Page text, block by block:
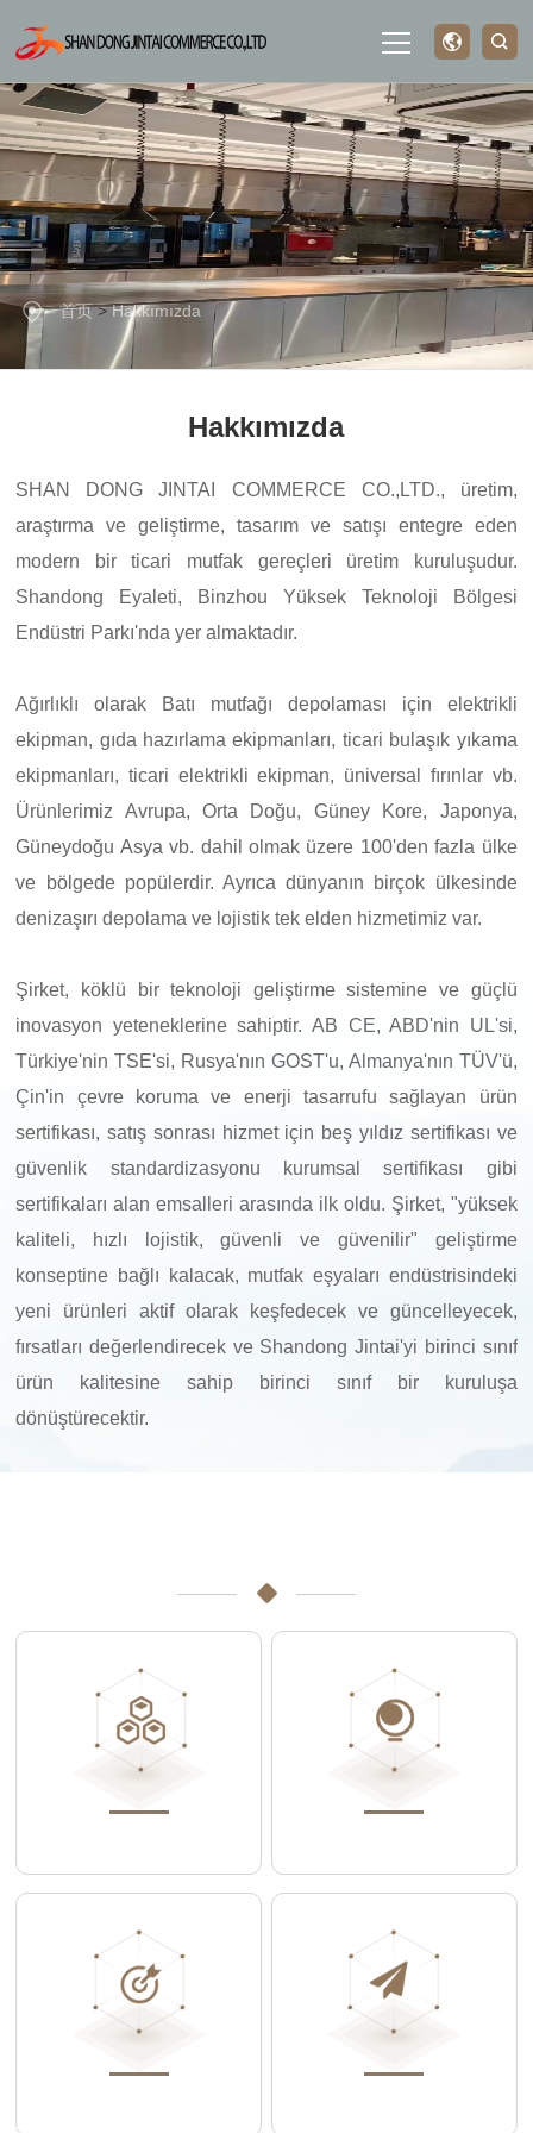
Ana sayfa
Hakkımızda
ürün teşhir
Bize Ulaşın
首页>Hakkımızda
Hakkımızda
SHAN DONG JINTAI COMMERCE CO.,LTD., üretim,
araştırma ve geliştirme, tasarım ve satışı entegre eden
modern bir ticari mutfak gereçleri üretim kuruluşudur.
Shandong Eyaleti, Binzhou Yüksek Teknoloji Bölgesi
Endüstri Parkı'nda yer almaktadır.
Ağırlıklı olarak Batı mutfağı depolaması için elektrikli
ekipman, gıda hazırlama ekipmanları, ticari bulaşık yıkama
ekipmanları, ticari elektrikli ekipman, üniversal fırınlar vb.
Ürünlerimiz Avrupa, Orta Doğu, Güney Kore, Japonya,
Güneydoğu Asya vb. dahil olmak üzere 100'den fazla ülke
ve bölgede popülerdir. Ayrıca dünyanın birçok ülkesinde
denizaşırı depolama ve lojistik tek elden hizmetimiz var.
Şirket, köklü bir teknoloji geliştirme sistemine ve güçlü
inovasyon yeteneklerine sahiptir. AB CE, ABD'nin UL'si,
Türkiye'nin TSE'si, Rusya'nın GOST'u, Almanya'nın TÜV'ü,
Çin'in çevre koruma ve enerji tasarrufu sağlayan ürün
sertifikası, satış sonrası hizmet için beş yıldız sertifikası ve
güvenlik standardizasyonu kurumsal sertifikası gibi
sertifikaları alan emsalleri arasında ilk oldu. Şirket, "yüksek
kaliteli, hızlı lojistik, güvenli ve güvenilir" geliştirme
konseptine bağlı kalacak, mutfak eşyaları endüstrisindeki
yeni ürünleri aktif olarak keşfedecek ve güncelleyecek,
fırsatları değerlendirecek ve Shandong Jintai'yi birinci sınıf
ürün kalitesine sahip birinci sınıf bir kuruluşa
dönüştürecektir.